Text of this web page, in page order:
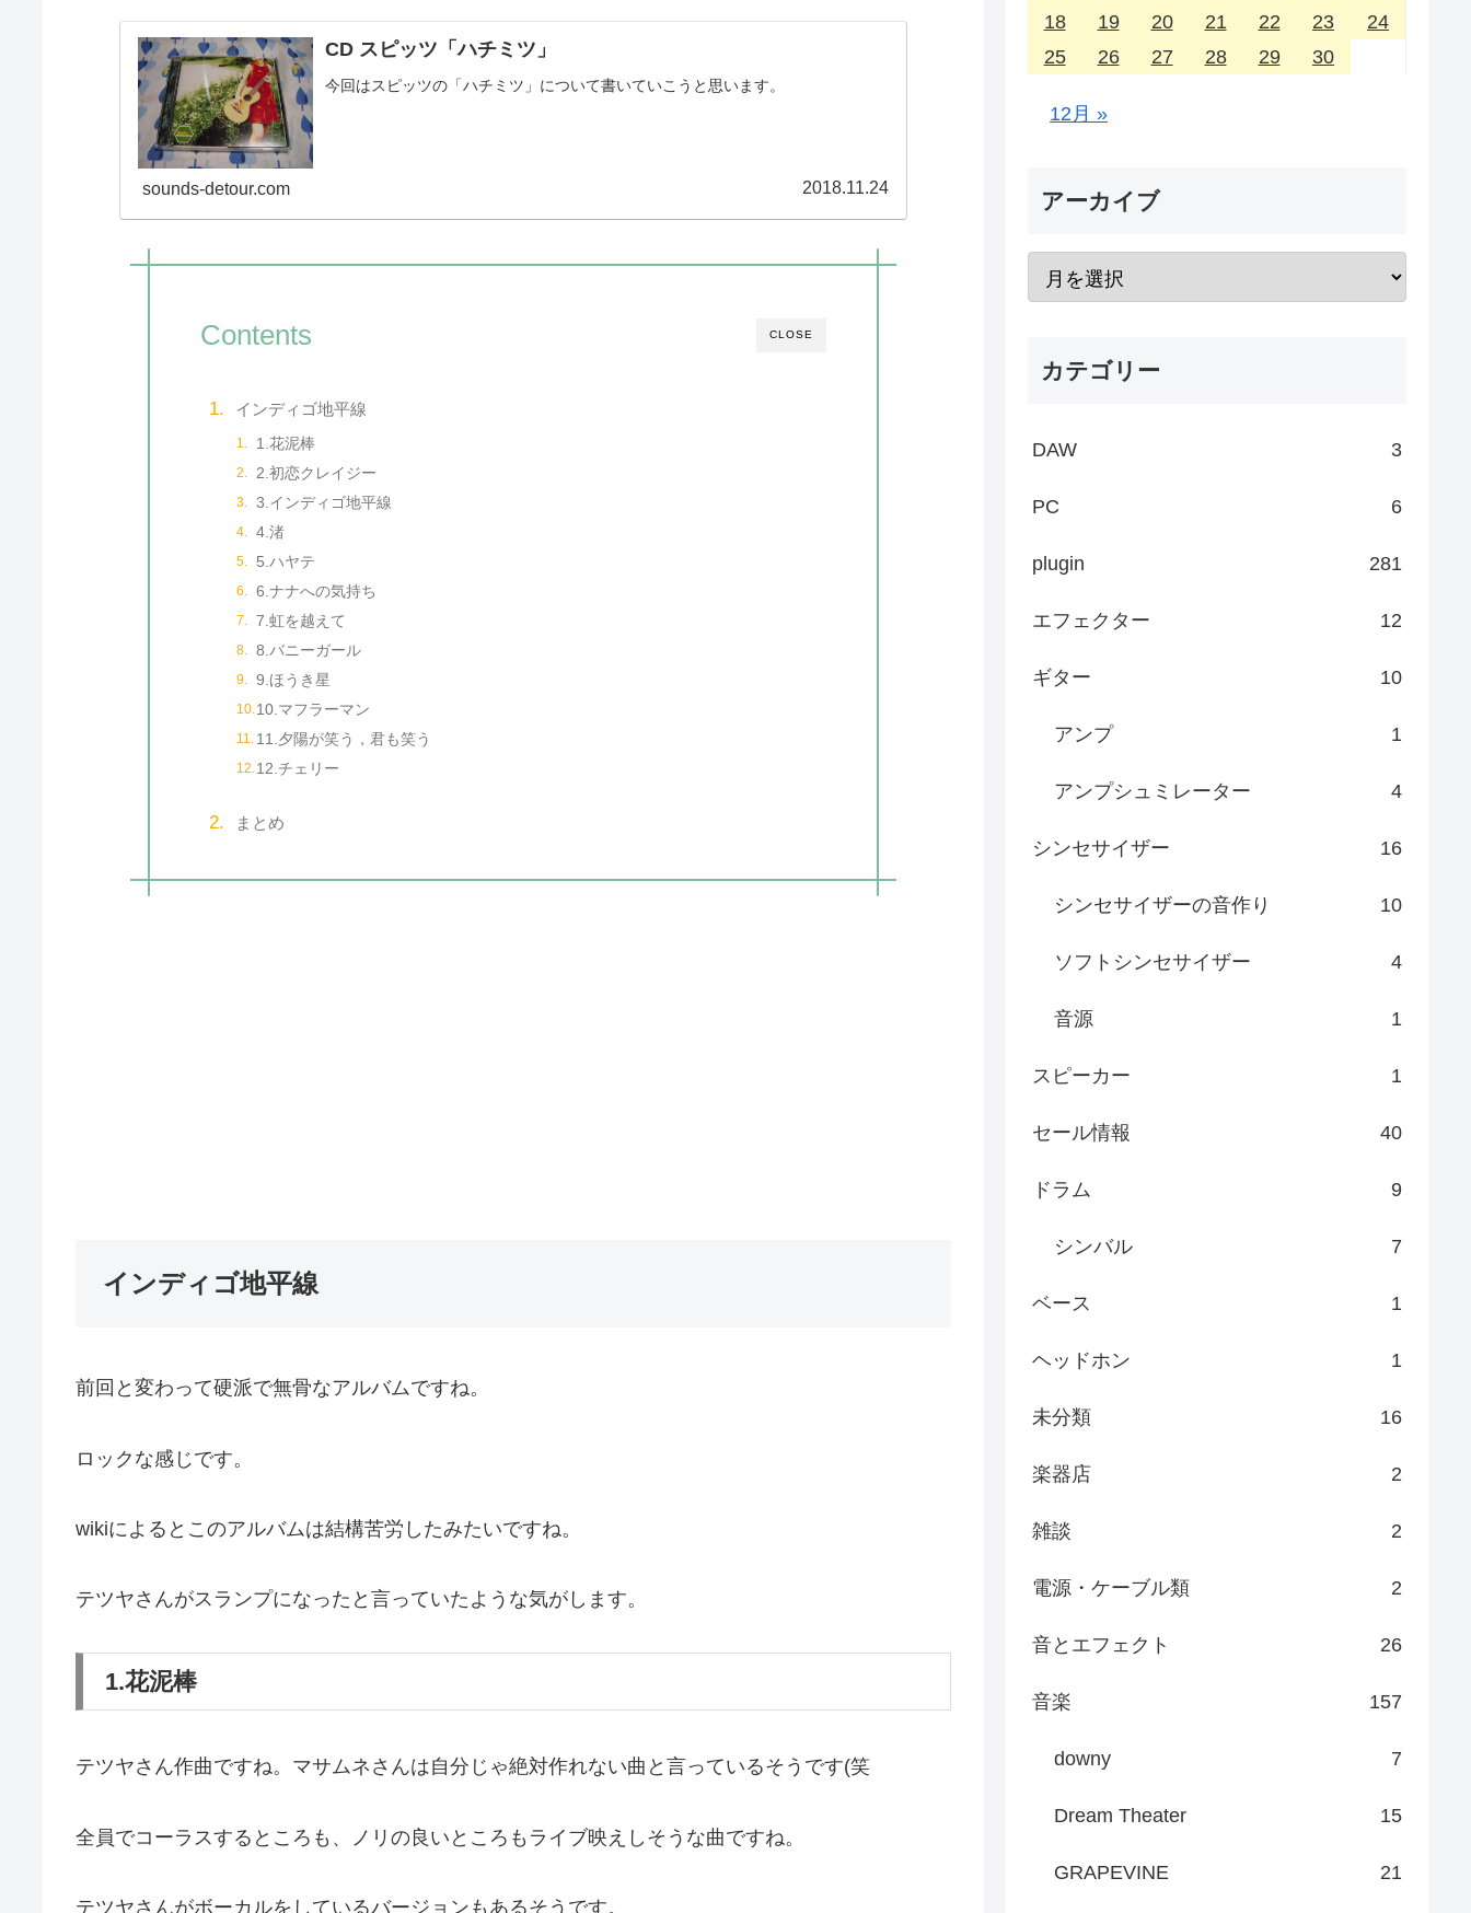
CD スピッツ「ハチミツ」
今回はスピッツの「ハチミツ」について書いていこうと思います。
sounds-detour.com 2018.11.24
CLOSE
Contents
インディゴ地平線
1.花泥棒
2.初恋クレイジー
3.インディゴ地平線
4.渚
5.ハヤテ
6.ナナへの気持ち
7.虹を越えて
8.バニーガール
9.ほうき星
10.マフラーマン
11.夕陽が笑う，君も笑う
12.チェリー
まとめ
インディゴ地平線
前回と変わって硬派で無骨なアルバムですね。
ロックな感じです。
wikiによるとこのアルバムは結構苦労したみたいですね。
テツヤさんがスランプになったと言っていたような気がします。
1.花泥棒
テツヤさん作曲ですね。マサムネさんは自分じゃ絶対作れない曲と言っているそうです(笑
全員でコーラスするところも、ノリの良いところもライブ映えしそうな曲ですね。
テツヤさんがボーカルをしているバージョンもあるそうです。
18
19 20 21 22 23
24
25
26 27 28 29 30
12月 »
アーカイブ
カテゴリー
DAW 3
PC 6
plugin 281
エフェクター 12
ギター 10
アンプ 1
アンプシュミレーター 4
シンセサイザー 16
シンセサイザーの音作り 10
ソフトシンセサイザー 4
音源 1
スピーカー 1
セール情報 40
ドラム 9
シンバル 7
ベース 1
ヘッドホン 1
未分類 16
楽器店 2
雑談 2
電源・ケーブル類 2
音とエフェクト 26
音楽 157
downy 7
Dream Theater 15
GRAPEVINE 21